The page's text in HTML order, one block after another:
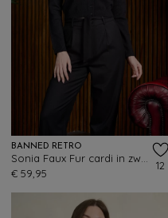
BANNED RETRO
€ 59,95
12